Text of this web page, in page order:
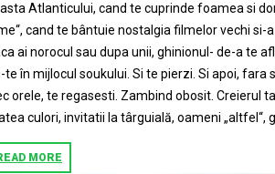
Atlanticului, cand te cuprinde foamea si
cand te bântuie nostalgia filmelor vechi si-
ai norocul sau dupa unii, ghinionul- de-a te
te în mijlocul soukului. Si te pierzi. Si apoi, fara
orele, te regasesti. Zambind obosit. Creierul
culori, invitatii la târguială, oameni „altfel“,
MORE